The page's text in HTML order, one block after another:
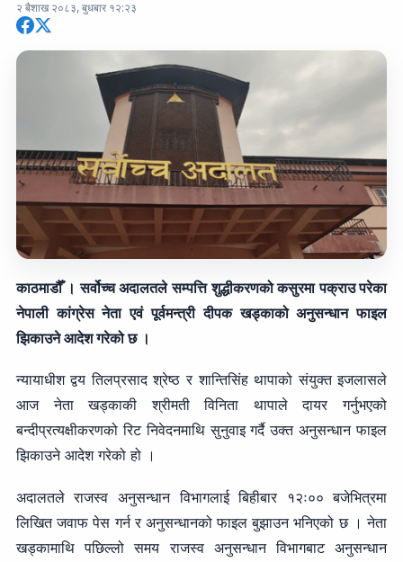
२ बैशाख २०८३, बुधबार १२:२३
काठमाडौँ । सर्वोच्च अदालतले सम्पत्ति शुद्धीकरणको कसुरमा पक्राउ परेका
नेपाली कांग्रेस नेता एवं पूर्वमन्त्री दीपक खड्काको अनुसन्धान फाइल
झिकाउने आदेश गरेको छ ।
न्यायाधीश द्वय तिलप्रसाद श्रेष्ठ र शान्तिसिंह थापाको संयुक्त इजलासले
आज नेता खड्काकी श्रीमती विनिता थापाले दायर गर्नुभएको
बन्दीप्रत्यक्षीकरणको रिट निवेदनमाथि सुनुवाइ गर्दै उक्त अनुसन्धान फाइल
झिकाउने आदेश गरेको हो ।
अदालतले राजस्व अनुसन्धान विभागलाई बिहीबार १२ः०० बजेभित्रमा
लिखित जवाफ पेस गर्न र अनुसन्धानको फाइल बुझाउन भनिएको छ । नेता
खड्कामाथि पछिल्लो समय राजस्व अनुसन्धान विभागबाट अनुसन्धान